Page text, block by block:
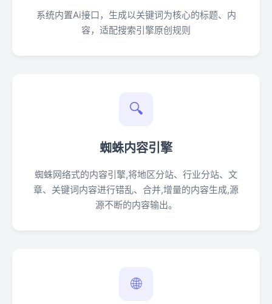
系统内置Ai接口，生成以关键词为核心的标题、内
容，适配搜索引擎原创规则
🔍
蜘蛛内容引擎
蜘蛛网络式的内容引擎,将地区分站、行业分站、文
章、关键词内容进行错乱、合并,增量的内容生成,源
源不断的内容输出。
🌐